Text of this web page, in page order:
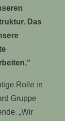
Das
Rolle in
Gruppe
„Wir